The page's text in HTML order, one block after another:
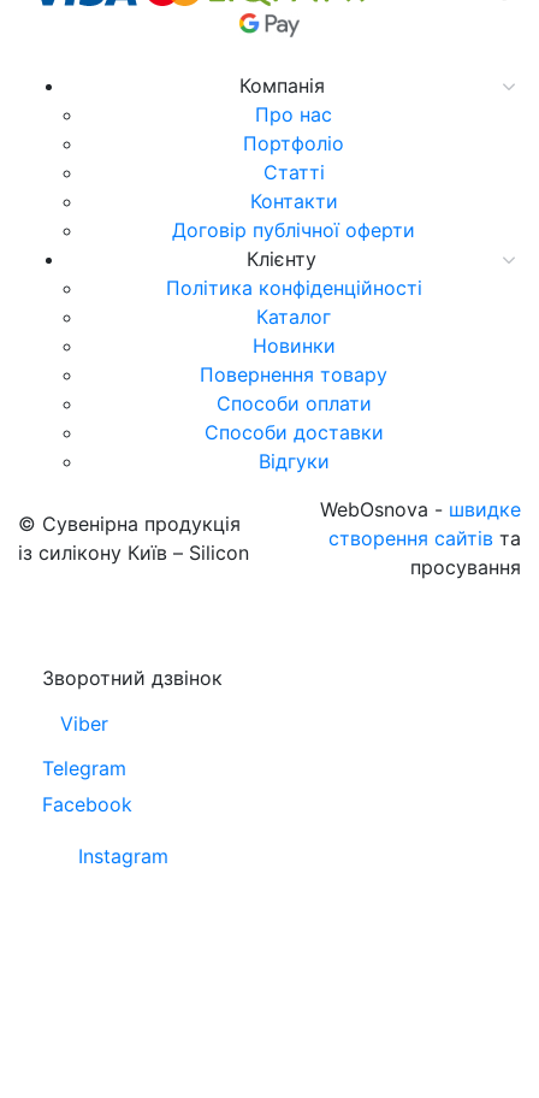
Компанія
Про нас
Портфоліо
Статті
Контакти
Договір публічної оферти
Клієнту
Політика конфіденційності
Каталог
Новинки
Повернення товару
Способи оплати
Способи доставки
Відгуки
© Сувенірна продукція
із силікону Київ – Silicon
WebOsnova - швидке
створення сайтів та
просування
Зворотний дзвінок
Viber
Telegram
Facebook
Instagram